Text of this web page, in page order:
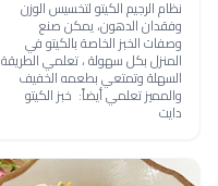
نظام الرجيم الكيتو لتخسيس الوزن
وفقدان الدهون، يمكن صنع
وصفات الخبز الخاصة بالكيتو في
المنزل بكل سهولة ، تعلمي الطريقة
السهلة وتمتعي بطعمه الخفيف
والمميز تعلمي أيضاً: خبز الكيتو
دايت